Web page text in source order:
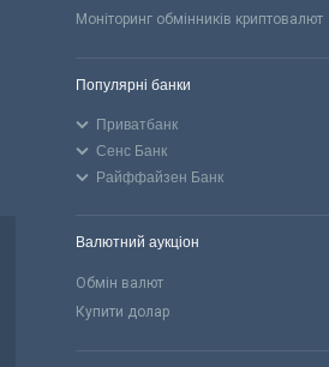
Моніторинг обмінників криптовалют
Популярні банки
Приватбанк
Сенс Банк
Райффайзен Банк
Валютний аукціон
Обмін валют
Купити долар